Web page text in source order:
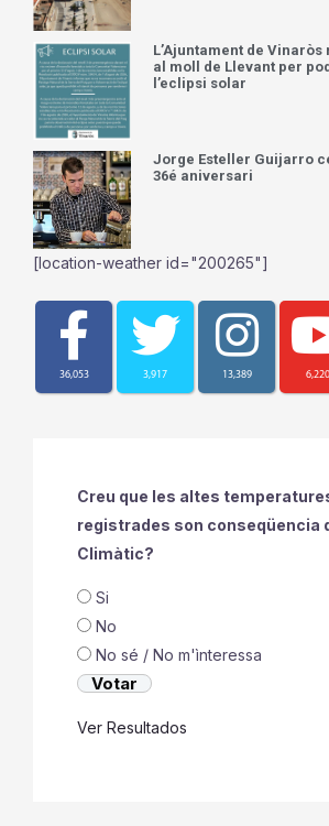
L’Ajuntament de
al moll de Llevant per
l’eclipsi solar
Jorge Esteller Guijarro
36é aniversari
[location-weather id="200265"]
36,053 3,917 13,389 6,220
Creu que les altes
registrades son conseqüencia
Climàtic?
Si
No
No sé / No m'ìnteressa
Ver Resultados